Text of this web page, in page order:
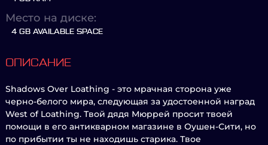
Место на диске:
4 GB AVAILABLE SPACE
ОПИСАНИЕ
Shadows Over Loathing - это мрачная сторона уже
черно-белого мира, следующая за удостоенной наград
West of Loathing. Твой дядя Мюррей просит твоей
помощи в его антикварном магазине в Оушен-Сити, но
по прибытии ты не находишь старика. Твое